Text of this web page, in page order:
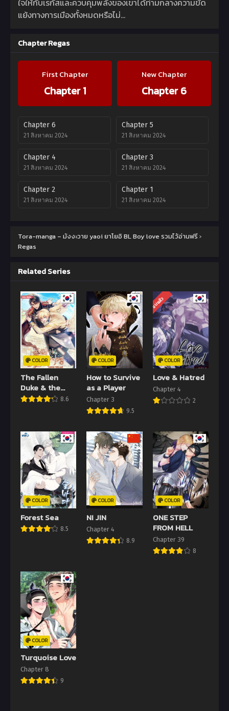
ใจให้กับเรกัสและควบคุมพลังของเขาได้ท่ามกลางความขัด
แย้งทางการเมืองทั้งหมดหรือไม่…
Chapter Regas
First Chapter
Chapter 1
New Chapter
Chapter 6
Chapter 6
21 สิงหาคม 2024
Chapter 5
21 สิงหาคม 2024
Chapter 4
21 สิงหาคม 2024
Chapter 3
21 สิงหาคม 2024
Chapter 2
21 สิงหาคม 2024
Chapter 1
21 สิงหาคม 2024
Tora-manga – มังงะวาย yaoi ยาโยอิ BL Boy love รวมไว้อ่านฟรี ›
Regas
Related Series
COLOR
The Fallen
Duke & the
Knight Who8.6
COLOR
How to Survive
as a Player
Chapter 3
9.5
จบแล้ว
COLOR
Love & Hatred
Chapter 4
2
COLOR
Forest Sea
8.5
COLOR
NI JIN
Chapter 4
8.9
COLOR
ONE STEP
FROM HELL
Chapter 39
8
COLOR
Turquoise Love
Chapter 8
9